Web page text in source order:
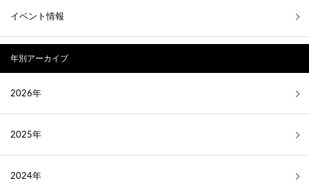
イベント情報
年別アーカイブ
2026年
2025年
2024年